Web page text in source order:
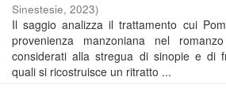
Sinestesie, 2023)
Il saggio analizza il trattamento cui
provenienza manzoniana nel
considerati alla stregua di sinopie e di
quali si ricostruisce un ritratto ...